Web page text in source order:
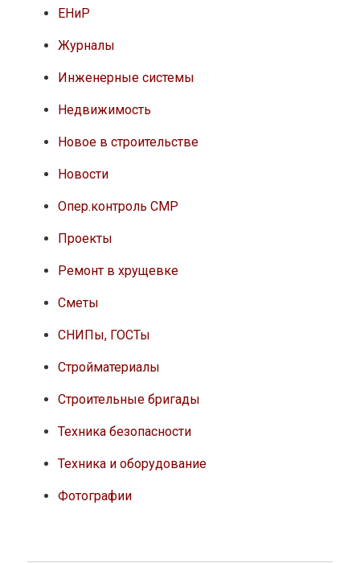
ЕНиР
Журналы
Инженерные системы
Недвижимость
Новое в строительстве
Новости
Опер.контроль СМР
Проекты
Ремонт в хрущевке
Сметы
СНИПы, ГОСТы
Стройматериалы
Строительные бригады
Техника безопасности
Техника и оборудование
Фотографии